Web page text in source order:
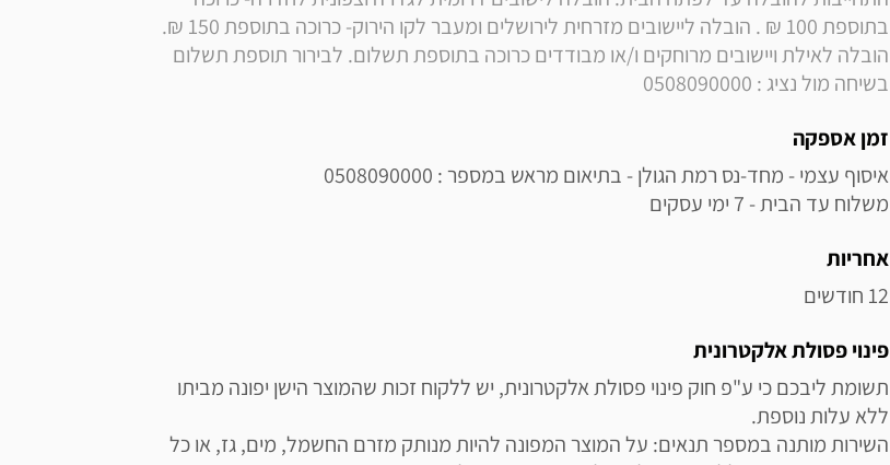
בשיחה מול נציג : 0508090000
זמן אספקה
משלוח עד הבית - 7 ימי עסקים
אחריות
12 חודשים
פינוי פסולת אלקטרונית